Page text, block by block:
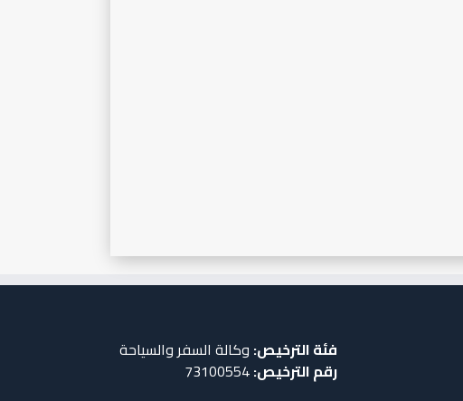
فئة الترخيص: وﻛﺎﻟﺔ اﻟﺴﻔﺮ واﻟﺴﻴﺎﺣﺔ
رﻗﻢ الترخيص: